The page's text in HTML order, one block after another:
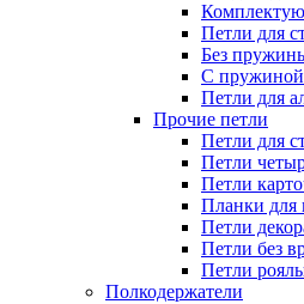
Петли для
Без
С пружиной
Петли для
Прочие петли
Петли для
Петли
Петли
Планки для
Петли
Петли без
Петли
Полкодержатели